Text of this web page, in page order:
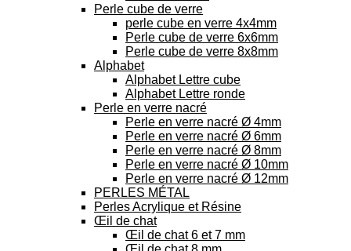
Perle cube de verre
perle cube en verre 4x4mm
Perle cube de verre 6x6mm
Perle cube de verre 8x8mm
Alphabet
Alphabet Lettre cube
Alphabet Lettre ronde
Perle en verre nacré
Perle en verre nacré Ø 4mm
Perle en verre nacré Ø 6mm
Perle en verre nacré Ø 8mm
Perle en verre nacré Ø 10mm
Perle en verre nacré Ø 12mm
PERLES MÉTAL
Perles Acrylique et Résine
Œil de chat
Œil de chat 6 et 7 mm